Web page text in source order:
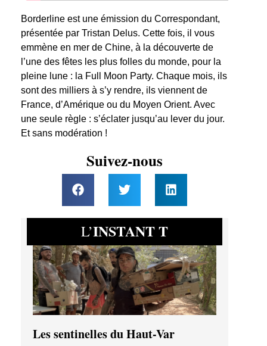
Borderline est une émission du Correspondant,
présentée par Tristan Delus. Cette fois, il vous
emmène en mer de Chine, à la découverte de
l’une des fêtes les plus folles du monde, pour la
pleine lune : la Full Moon Party. Chaque mois, ils
sont des milliers à s’y rendre, ils viennent de
France, d’Amérique ou du Moyen Orient. Avec
une seule règle : s’éclater jusqu’au lever du jour.
Et sans modération !
Suivez-nous
L’INSTANT T
Les sentinelles du Haut-Var